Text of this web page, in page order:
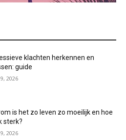
klachten herkennen en
guide
2026
is het zo leven zo moeilijk en hoe
sterk?
2026